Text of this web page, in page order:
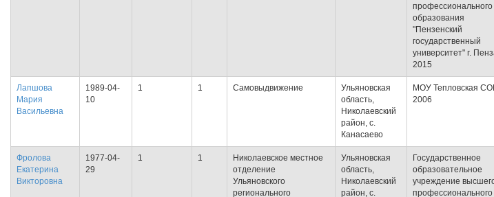
профессионального
образования
"Пензенский
государственный
университет" г.
2015
Лапшова
Мария
Васильевна
1989-04-
10
1 1 Самовыдвижение
Ульяновская
область,
Николаевский
район, с.
Канасаево
МОУ Тепловская
2006
Фролова
Екатерина
Викторовна
1977-04-
29
1 1
Николаевское местное
отделение
Ульяновского
регионального
Ульяновская
область,
Николаевский
район, с.
Государственное
образовательное
учреждение
профессионального